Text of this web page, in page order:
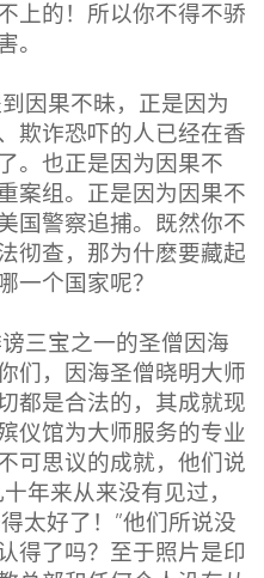
上的！所以你不得不骄
。
因果不昧，正是因为
欺诈恐吓的人已经在香
。也正是因为因果不
案组。正是因为因果不
国警察追捕。既然你不
彻查，那为什麽要藏起
一个国家呢？
三宝之一的圣僧因海
们，因海圣僧晓明大师
都是合法的，其成就现
仪馆为大师服务的专业
可思议的成就，他们说
年来从来没有见过，
太好了！”他们所说没
得了吗？至于照片是印